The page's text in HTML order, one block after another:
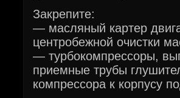
Закрепите:
— масляный картер
центробежной очистки
— турбокомпрессоры,
приемные трубы
компрессора к корпусу